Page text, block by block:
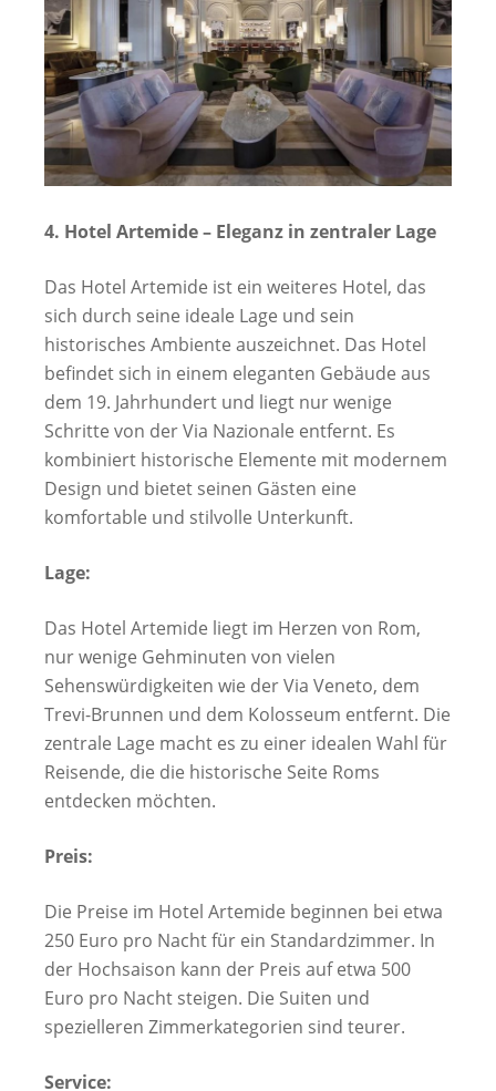
4. Hotel Artemide – Eleganz in zentraler Lage
Das Hotel Artemide ist ein weiteres Hotel, das
sich durch seine ideale Lage und sein
historisches Ambiente auszeichnet. Das Hotel
befindet sich in einem eleganten Gebäude aus
dem 19. Jahrhundert und liegt nur wenige
Schritte von der Via Nazionale entfernt. Es
kombiniert historische Elemente mit modernem
Design und bietet seinen Gästen eine
komfortable und stilvolle Unterkunft.
Lage:
Das Hotel Artemide liegt im Herzen von Rom,
nur wenige Gehminuten von vielen
Sehenswürdigkeiten wie der Via Veneto, dem
Trevi-Brunnen und dem Kolosseum entfernt. Die
zentrale Lage macht es zu einer idealen Wahl für
Reisende, die die historische Seite Roms
entdecken möchten.
Preis:
Die Preise im Hotel Artemide beginnen bei etwa
250 Euro pro Nacht für ein Standardzimmer. In
der Hochsaison kann der Preis auf etwa 500
Euro pro Nacht steigen. Die Suiten und
spezielleren Zimmerkategorien sind teurer.
Service: